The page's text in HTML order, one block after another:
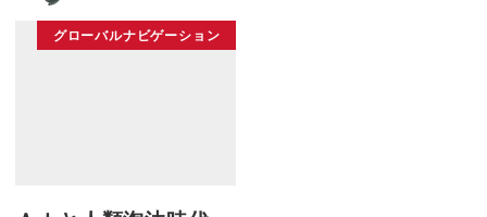
グローバルナビゲーション